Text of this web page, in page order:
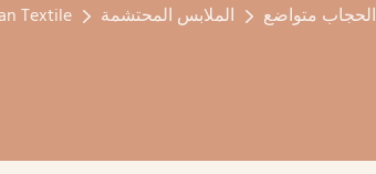
Textile الملابس المحتشمة الحجاب متواضع